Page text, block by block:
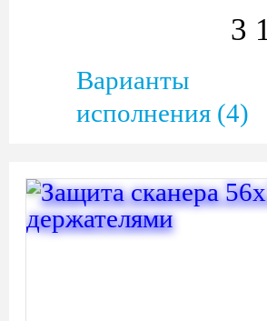
3
Варианты
исполнения (4)